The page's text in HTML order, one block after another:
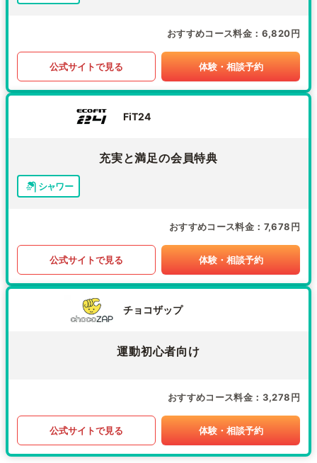
おすすめコース料金 6,820円
公式サイトで見る 体験・相談予約
FiT24
充実と満足の会員特典
シャワー
おすすめコース料金 7,678円
公式サイトで見る 体験・相談予約
チョコザップ
運動初心者向け
おすすめコース料金 3,278円
公式サイトで見る 体験・相談予約